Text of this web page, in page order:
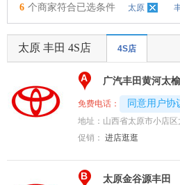
6 个商家符合已选条件 太原
太原 丰田 4S店 4S店
A 广汽丰田黄河太
免费电话： 同意用户协
地址： 山西省太原市小店
促销： 进店逛逛
B 太原金谷源丰田